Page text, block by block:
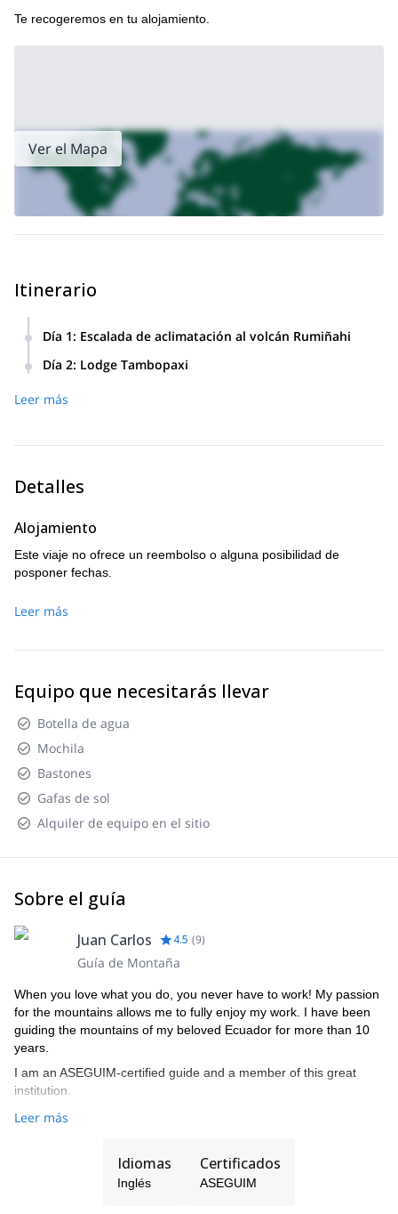
Te recogeremos en tu alojamiento.
Ver el Mapa
Itinerario
Día 1: Escalada de aclimatación al volcán Rumiñahi
alojamiento y vamos al Parque Nacional Cotopaxi, donde
altitud de 4721 metros.
Día 2: Lodge Tambopaxi
del Lodge Tambopaxi donde disfrutaremos de un plato típico
Leer más
Detalles
Alojamiento
Este viaje no ofrece un reembolso o alguna posibilidad de
posponer fechas.
Leer más
Equipo que necesitarás llevar
Botella de agua
Mochila
Bastones
Gafas de sol
Alquiler de equipo en el sitio
Sobre el guía
Juan Carlos 4.5 (9)
Guía de Montaña
When you love what you do, you never have to work! My passion
for the mountains allows me to fully enjoy my work. I have been
guiding the mountains of my beloved Ecuador for more than 10
years.
I am an ASEGUIM-certified guide and a member of this great
institution.
Leer más
Idiomas
Inglés
Certificados
ASEGUIM